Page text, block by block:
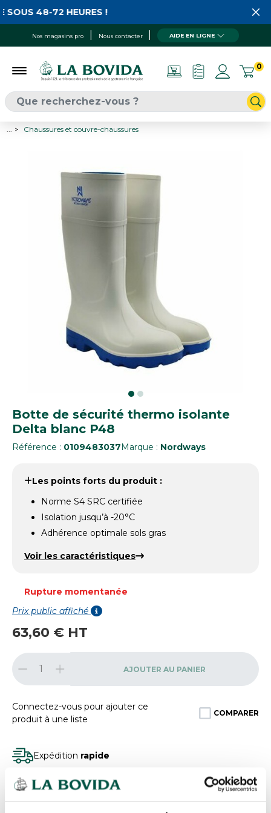
Nos magasins pro Nous contacter AIDE EN LIGNE
0
48-72 HEURES !
Chaussures et couvre-chaussures
Botte de sécurité thermo isolante
Delta blanc P48
Référence : 0109483037Marque : Nordways
Les points forts du produit :
Norme S4 SRC certifiée
Isolation jusqu’à -20°C
Adhérence optimale sols gras
Voir les caractéristiques
Rupture momentanée
Prix public affiché
63,60 € HT
AJOUTER AU PANIER
Connectez-vous pour ajouter ce
produit à une liste
COMPARER
Expédition rapide
Des expertsà votre écoute